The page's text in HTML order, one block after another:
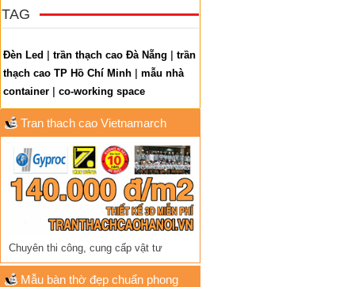
TAG
Đèn Led trần thạch cao Đà Nẵng
trần
thạch cao TP Hồ Chí Minh
mẫu nhà
container
co-working space
Tran thach cao Vietnamarch
Chuyên thi công, cung cấp vật tư
Mẫu bàn thờ đẹp chuẩn phong